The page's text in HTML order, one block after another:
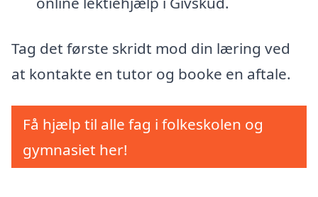
Tag det første skridt mod din læring ved
at kontakte en tutor og booke en aftale.
Få hjælp til alle fag i folkeskolen og
gymnasiet her!